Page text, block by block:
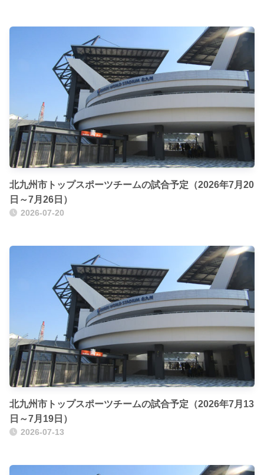
北九州市トップスポーツチームの試合予定（2026年7月20
日～7月26日）
2026-07-20
北九州市トップスポーツチームの試合予定（2026年7月13
日～7月19日）
2026-07-13